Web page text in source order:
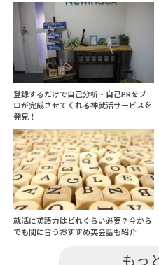
登録するだけで自己分析・自己PRをプ
ロが完成させてくれる神就活サービスを
発見！
就活に英語力はどれくらい必要？今から
でも間に合うおすすめ英会話も紹介
もっ